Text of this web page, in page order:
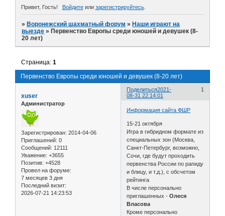
Привет, Гость! Войдитеили зарегистрируйтесь.
»Воронежский шахматный форум »Наши играют на
выезде »Первенство Европы среди юношей и девушек (8-
20 лет)
Первенство Европы среди юношей и девушек (8-20 лет)
Страница:1
Поделиться 1
2021-
08-31 22:14:01
xuser
Администратор
Зарегистрирован: 2014-04-06
Приглашений: 0
Сообщений: 12111
Уважение: +3655
Позитив: +4528
Провел на форуме:
7 месяцев 3 дня
Последний визит:
2026-07-21 14:23:53
Информация сайта ФШР
15-21 октября
Игра в гибридном формате из
специальных зон (Москва,
Санкт-Петербург, возможно,
Сочи, где будут проходить
первенства России по рапиду
и блицу, и т.д.), с обсчетом
рейтинга
В числе персонально
приглашенных -Олеся
Власова
Кроме персонально